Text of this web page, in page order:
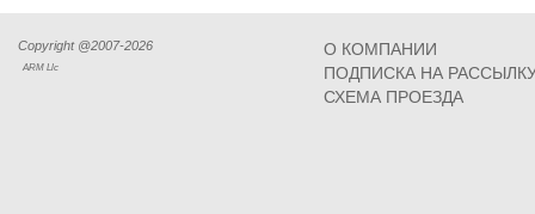
Copyright @2007-2026
ARM Llc
О КОМПАНИИ
ПОДПИСКА НА
СХЕМА ПРОЕЗДА